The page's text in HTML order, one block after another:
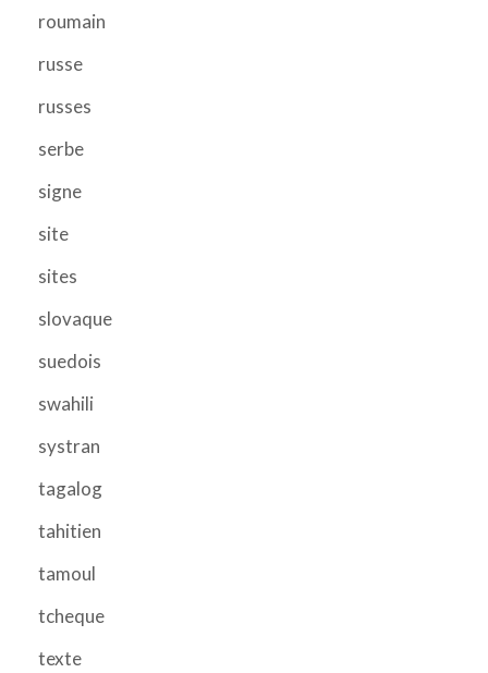
roumain
russe
russes
serbe
signe
site
sites
slovaque
suedois
swahili
systran
tagalog
tahitien
tamoul
tcheque
texte